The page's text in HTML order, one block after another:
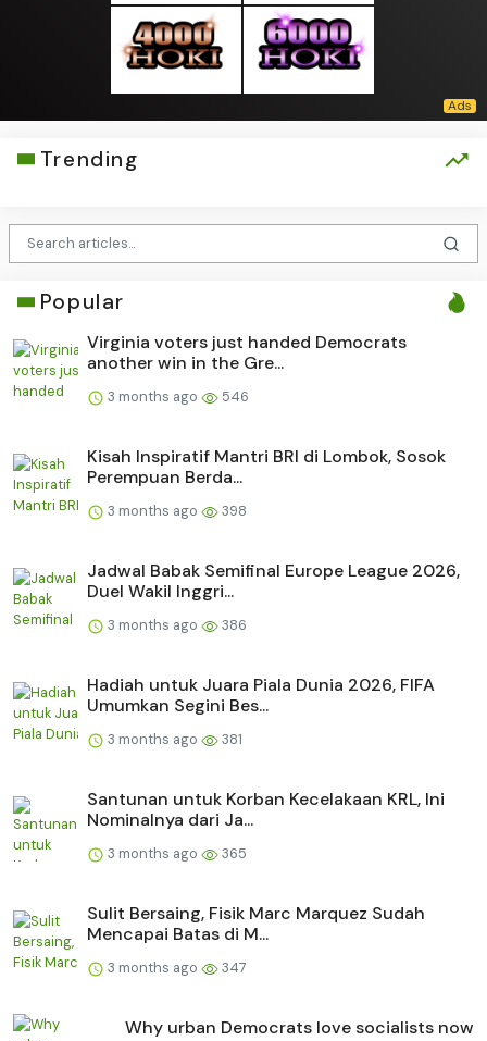
Trending
Popular
Virginia voters just handed Democrats
another win in the Gre...
3 months ago 546
Kisah Inspiratif Mantri BRI di Lombok, Sosok
Perempuan Berda...
3 months ago 398
Jadwal Babak Semifinal Europe League 2026,
Duel Wakil Inggri...
3 months ago 386
Hadiah untuk Juara Piala Dunia 2026, FIFA
Umumkan Segini Bes...
3 months ago 381
Santunan untuk Korban Kecelakaan KRL, Ini
Nominalnya dari Ja...
3 months ago 365
Sulit Bersaing, Fisik Marc Marquez Sudah
Mencapai Batas di M...
3 months ago 347
Why urban Democrats love socialists now